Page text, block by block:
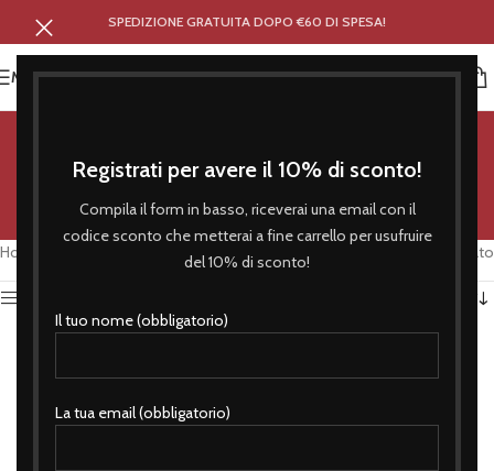
Registrati per avere il 10% di sconto!
Compila il form in basso, riceverai una email con il
codice sconto che metterai a fine carrello per usufruire
del 10% di sconto!
Il tuo nome (obbligatorio)
La tua email (obbligatorio)
SPEDIZIONE GRATUITA DOPO €60 DI SPESA!
MENU
eversiva passione
Categorie
Home Prodotti taggati “eversiva passione” Visualizzazione del risultato